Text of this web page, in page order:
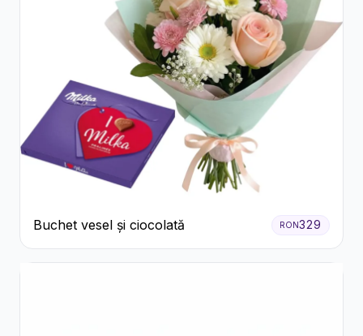
Buchet vesel și ciocolată RON329